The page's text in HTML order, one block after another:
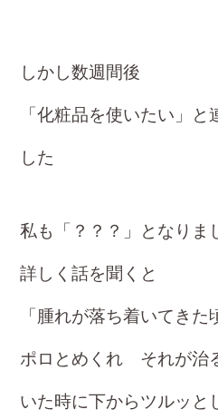
しかし数週間後
「化粧品を使いたい」と
した
私も「？？？」となりま
詳しく話を聞くと
「腫れが落ち着いてきた
ポロとめくれ それが治
いた時に下からツルッと